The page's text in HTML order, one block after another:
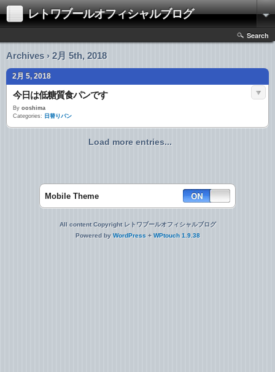
レトワブールオフィシャルブログ
Search
Archives › 2月 5th, 2018
2月 5, 2018
今日は低糖質食パンです
By ooshima
Categories: 日替りパン
Load more entries...
Mobile Theme
All content Copyright レトワブールオフィシャルブログ
Powered by WordPress + WPtouch 1.9.38